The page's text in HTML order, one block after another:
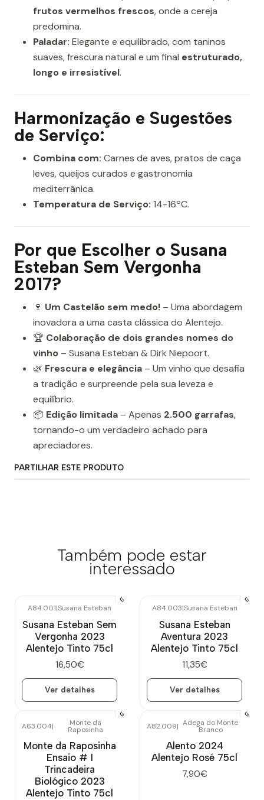
frutos vermelhos frescos, onde a cereja
predomina.
Paladar: Elegante e equilibrado, com taninos
suaves, frescura natural e um final estruturado,
longo e irresistível.
Harmonização e Sugestões
de Serviço:
Combina com: Carnes de aves, pratos de caça
leves, queijos curados e gastronomia
mediterrânica.
Temperatura de Serviço: 14-16ºC.
Por que Escolher o Susana
Esteban Sem Vergonha
2017?
🍷 Um Castelão sem medo! – Uma abordagem
inovadora a uma casta clássica do Alentejo.
🏆 Colaboração de dois grandes nomes do
vinho – Susana Esteban & Dirk Niepoort.
🌿 Frescura e elegância – Um vinho que desafia
a tradição e surpreende pela sua leveza e
equilíbrio.
📦 Edição limitada – Apenas 2.500 garrafas,
tornando-o um verdadeiro achado para
apreciadores.
PARTILHAR ESTE PRODUTO
Também pode estar
interessado
A84.001|Susana Esteban
Susana Esteban Sem
Vergonha 2023
Alentejo Tinto 75cl
16,50€
Ver detalhes
A84.003|Susana Esteban
Susana Esteban
Aventura 2023
Alentejo Tinto 75cl
11,35€
Ver detalhes
A63.004| Monte da
Raposinha
Monte da Raposinha
Ensaio # I
Trincadeira
Biológico 2023
Alentejo Tinto 75cl
A82.009| Adega do Monte
Branco
Alento 2024
Alentejo Rosé 75cl
7,90€